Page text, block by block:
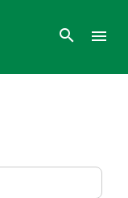
search menu